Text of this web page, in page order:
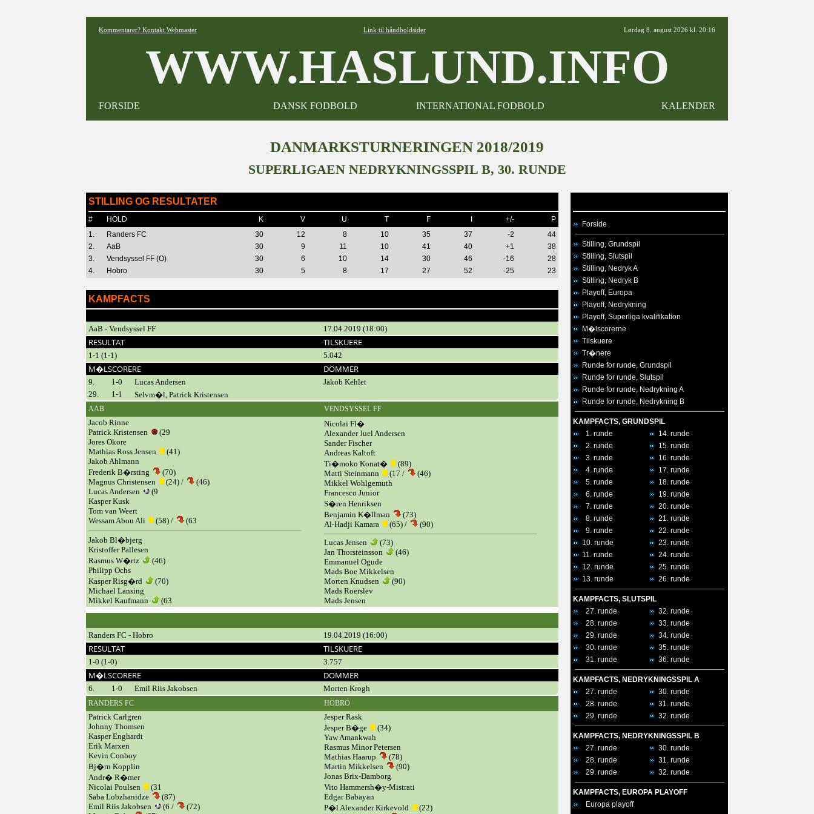
Kommentarer? Kontakt Webmaster Link til håndboldsider Lørdag 8. august 2026 kl. 20:16
WWW.HASLUND.INFO
FORSIDE DANSK FODBOLD INTERNATIONAL FODBOLD KALENDER
DANMARKSTURNERINGEN 2018/2019
SUPERLIGAEN NEDRYKNINGSSPIL B, 30. RUNDE
STILLING OG RESULTATER
# HOLD K V U T F +/-
P
1.
Randers FC 30 12 8 10 35 37 -2
44
2.
AaB 30 9 11 10 41 40 +1
38
3.
Vendsyssel FF (O) 30 6 10 14 30 46 -16
28
4.
Hobro 30 5 8 17 27 52 -25 23
KAMPFACTS
AaB - Vendsyssel FF 17.04.2019 (18:00)
RESULTAT TILSKUERE
1-1 (1-1) 5.042
M�LSCORERE DOMMER
9. 1-0 Lucas Andersen
Jakob Kehlet
29.
1-1 Selvm�l, Patrick Kristensen
AAB VENDSYSSEL FF
Jacob Rinne
Patrick Kristensen
(29
Jores Okore
Mathias Ross Jensen
(41)
Jakob Ahlmann
Frederik B�rsting
(70)
Magnus Christensen
(24) /
(46)
Lucas Andersen
(9
Kasper Kusk
Tom van Weert
Wessam Abou Ali
(58) / (63
Jakob Bl�bjerg
Kristoffer Pallesen
Rasmus W�rtz
(46)
Philipp Ochs
Kasper Risg�rd
(70)
Michael Lansing
Mikkel Kaufmann
(63
Nicolai Fl�
Alexander Juel Andersen
Sander Fischer
Andreas Kaltoft
Ti�moko Konat�
(89)
Matti Steinmann
(17 /
(46)
Mikkel Wohlgemuth
Francesco Junior
S�ren Henriksen
Benjamin K�llman
(73)
Al-Hadji Kamara
(65) /
(90)
Lucas Jensen
(73)
Jan Thorsteinsson
(46)
Emmanuel Ogude
Mads Boe Mikkelsen
Morten Knudsen
(90)
Mads Roerslev
Mads Jensen
Randers FC - Hobro 19.04.2019 (16:00)
RESULTAT TILSKUERE
1-0 (1-0) 3.757
M�LSCORERE DOMMER
6. 1-0 Emil Riis Jakobsen Morten Krogh
RANDERS FC HOBRO
Patrick Carlgren
Johnny Thomsen
Kasper Enghardt
Erik Marxen
Kevin Conboy
Bj�rn Kopplin
Andr� R�mer
Nicolai Poulsen
(31
Saba Lobzhanidze
(87)
Emil Riis Jakobsen
(6 /
(72)
Jesper Rask
Jesper B�ge
(34)
Yaw Amankwah
Rasmus Minor Petersen
Mathias Haarup
(78)
Martin Mikkelsen
(90)
Jonas Brix-Damborg
Vito Hammersh�y-Mistrati
Edgar Babayan
P�l Alexander Kirkevold
(22)
Forside
Stilling, Grundspil
Stilling, Slutspil
Stilling, Nedryk A
Stilling, Nedryk B
Playoff, Europa
Playoff, Nedrykning
Playoff, Superliga kvalifikation
M�lscorerne
Tilskuere
Tr�nere
Runde for runde, Grundspil
Runde for runde, Slutspil
Runde for runde, Nedrykning A
Runde for runde, Nedrykning B
KAMPFACTS, GRUNDSPIL
1. runde
14. runde
2. runde
15. runde
3. runde
16. runde
4. runde
17. runde
5. runde
18. runde
6. runde
19. runde
7. runde
20. runde
8. runde
21. runde
9. runde
22. runde
10. runde
23. runde
11. runde
24. runde
12. runde
25. runde
13. runde
26. runde
KAMPFACTS, SLUTSPIL
27. runde
32. runde
28. runde
33. runde
29. runde
34. runde
30. runde
35. runde
31. runde
36. runde
KAMPFACTS, NEDRYKNINGSSPIL A
27. runde
30. runde
28. runde
31. runde
29. runde
32. runde
KAMPFACTS, NEDRYKNINGSSPIL B
27. runde
30. runde
28. runde
31. runde
29. runde
32. runde
KAMPFACTS, EUROPA PLAYOFF
Europa playoff